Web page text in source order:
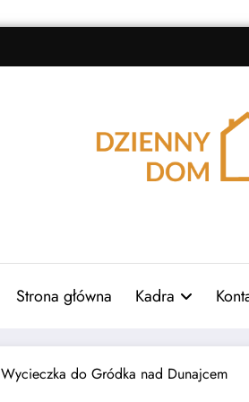
Strona główna Kadra
Wycieczka do Gródka nad Dunajcem